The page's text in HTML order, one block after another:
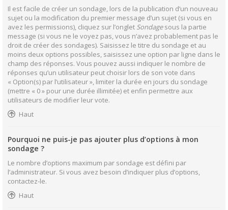
Il est facile de créer un sondage, lors de la publication d’un nouveau
sujet ou la modification du premier message d’un sujet (si vous en
avez les permissions), cliquez sur l’onglet Sondagesous la partie
message (si vous ne le voyez pas, vous n’avez probablement pas le
droit de créer des sondages). Saisissez le titre du sondage et au
moins deux options possibles, saisissez une option par ligne dans le
champ des réponses. Vous pouvez aussi indiquer le nombre de
réponses qu’un utilisateur peut choisir lors de son vote dans
« Option(s) par l’utilisateur », limiter la durée en jours du sondage
(mettre « 0 » pour une durée illimitée) et enfin permettre aux
utilisateurs de modifier leur vote.
Haut
Pourquoi ne puis-je pas ajouter plus d’options à mon
sondage ?
Le nombre d’options maximum par sondage est défini par
l’administrateur. Si vous avez besoin d’indiquer plus d’options,
contactez-le.
Haut